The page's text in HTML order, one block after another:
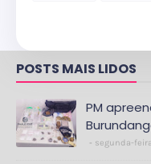
POSTS MAIS LIDOS
PM
segunda-